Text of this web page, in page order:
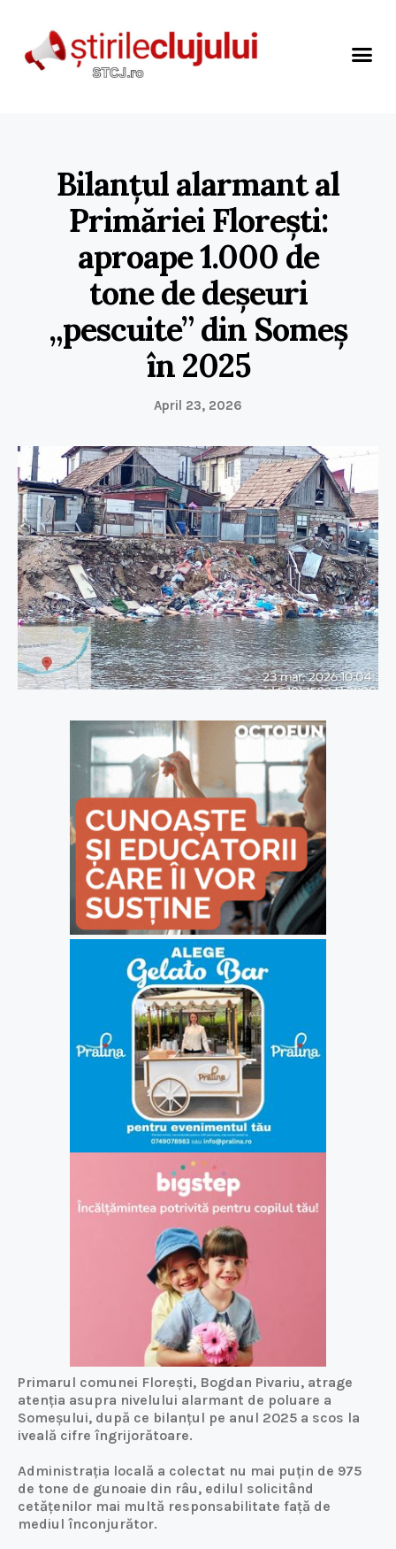
Bilanțul alarmant al
Primăriei Florești:
aproape 1.000 de
tone de deșeuri
„pescuite” din Someș
în 2025
April 23, 2026
Primarul comunei Florești, Bogdan Pivariu, atrage
atenția asupra nivelului alarmant de poluare a
Someșului, după ce bilanțul pe anul 2025 a scos la
iveală cifre îngrijorătoare.
Administrația locală a colectat nu mai puțin de 975
de tone de gunoaie din râu, edilul solicitând
cetățenilor mai multă responsabilitate față de
mediul înconjurător.